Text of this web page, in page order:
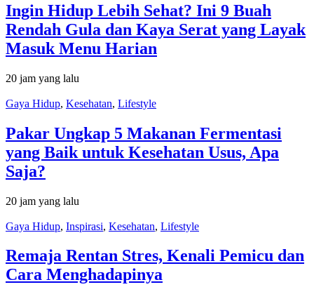
Ingin Hidup Lebih Sehat? Ini 9 Buah
Rendah Gula dan Kaya Serat yang Layak
Masuk Menu Harian
20 jam yang lalu
Gaya Hidup, Kesehatan, Lifestyle
Pakar Ungkap 5 Makanan Fermentasi
yang Baik untuk Kesehatan Usus, Apa
Saja?
20 jam yang lalu
Gaya Hidup, Inspirasi, Kesehatan, Lifestyle
Remaja Rentan Stres, Kenali Pemicu dan
Cara Menghadapinya